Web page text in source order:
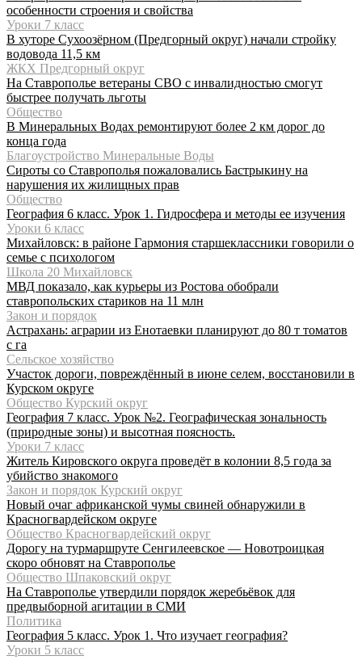
особенности строения и свойства
Уроки 7 класс
В хуторе Сухоозёрном (Предгорный округ) начали стройку
водовода 11,5 км
ЖКХ Предгорный округ
На Ставрополье ветераны СВО с инвалидностью смогут
быстрее получать льготы
Общество
В Минеральных Водах ремонтируют более 2 км дорог до
конца года
Благоустройство Минеральные Воды
Сироты со Ставрополья пожаловались Бастрыкину на
нарушения их жилищных прав
Общество
География 6 класс. Урок 1. Гидросфера и методы ее изучения
Уроки 6 класс
Михайловск: в районе Гармония старшеклассники говорили о
семье с психологом
Школа 20 Михайловск
МВД показало, как курьеры из Ростова обобрали
ставропольских стариков на 11 млн
Закон и порядок
Астрахань: аграрии из Енотаевки планируют до 80 т томатов
с га
Сельское хозяйство
Участок дороги, повреждённый в июне селем, восстановили в
Курском округе
Общество Курский округ
География 7 класс. Урок №2. Географическая зональность
(природные зоны) и высотная поясность.
Уроки 7 класс
Житель Кировского округа проведёт в колонии 8,5 года за
убийство знакомого
Закон и порядок Курский округ
Новый очаг африканской чумы свиней обнаружили в
Красногвардейском округе
Общество Красногвардейский округ
Дорогу на турмаршруте Сенгилеевское — Новотроицкая
скоро обновят на Ставрополье
Общество Шпаковский округ
На Ставрополье утвердили порядок жеребьёвок для
предвыборной агитации в СМИ
Политика
География 5 класс. Урок 1. Что изучает география?
Уроки 5 класс